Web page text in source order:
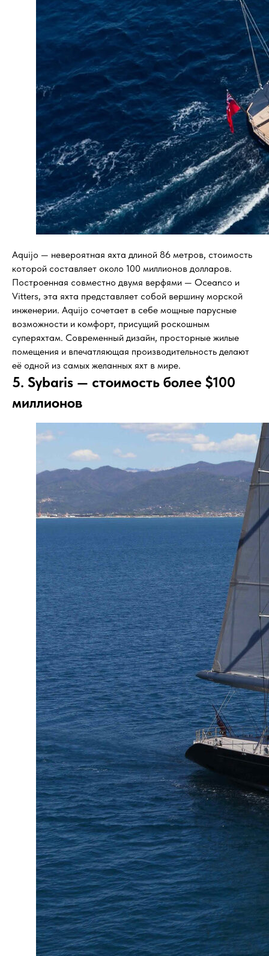
Aquijo — невероятная яхта длиной 86 метров, стоимость
которой составляет около 100 миллионов долларов.
Построенная совместно двумя верфями — Oceanco и
Vitters, эта яхта представляет собой вершину морской
инженерии. Aquijo сочетает в себе мощные парусные
возможности и комфорт, присущий роскошным
суперяхтам. Современный дизайн, просторные жилые
помещения и впечатляющая производительность делают
её одной из самых желанных яхт в мире.
5. Sybaris — стоимость более $100
миллионов